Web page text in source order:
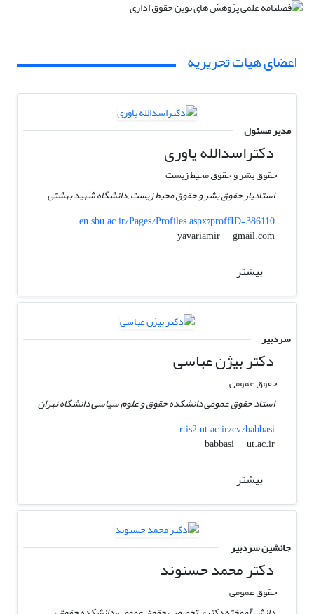
اعضای هیات تحریریه
مدیر مسئول
دکتراسدالله یاوری
حقوق بشر و حقوق محیط زیست
استادیار حقوق بشر و حقوق محیط زیست , دانشگاه شهید بهشتی
en.sbu.ac.ir/Pages/Profiles.aspx?proffID=386110
yavariamir
gmail.com
بیشتر
سردبیر
دکتر بیژن عباسی
حقوق عمومی
استاد حقوق عمومی دانشکده حقوق و علوم سیاسی دانشگاه تهران
rtis2.ut.ac.ir/cv/babbasi
babbasi
ut.ac.ir
بیشتر
جانشین سردبیر
دکتر محمد حسنوند
حقوق عمومی